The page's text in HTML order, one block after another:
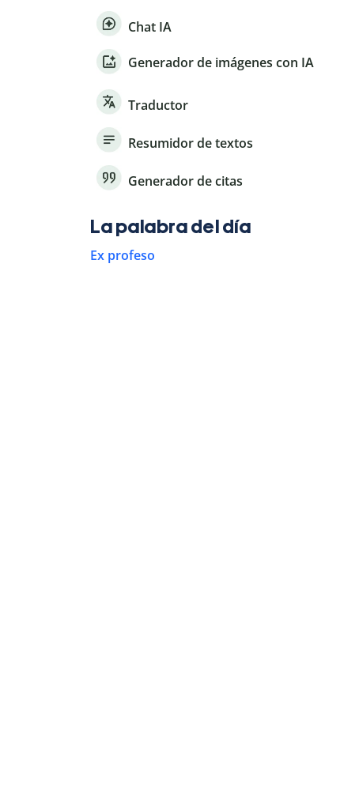
Chat IA
Generador de imágenes con IA
Traductor
Resumidor de textos
Generador de citas
La palabra del día
Ex profeso